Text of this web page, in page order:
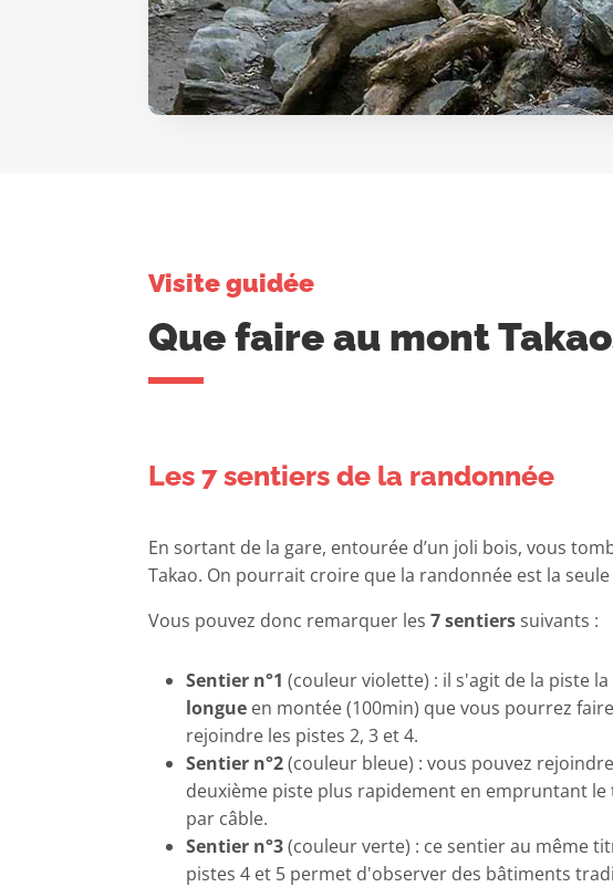
Visite guidée
Que faire au mont
Les 7 sentiers de la randonnée
En sortant de la gare, entourée d’un joli bois, vous
Takao. On pourrait croire que la randonnée est la
Vous pouvez donc remarquer les7 sentiers suivants :
Sentier n°1 (couleur violette) : il s'agit de la piste la
longue en montée (100min) que vous pourrez
rejoindre les pistes 2, 3 et 4.
Sentier n°2(couleur bleue) : vous pouvez
deuxième piste plus rapidement en empruntant
par câble.
Sentier n°3(couleur verte) : ce sentier au même
pistes 4 et 5 permet d'observer des bâtiments